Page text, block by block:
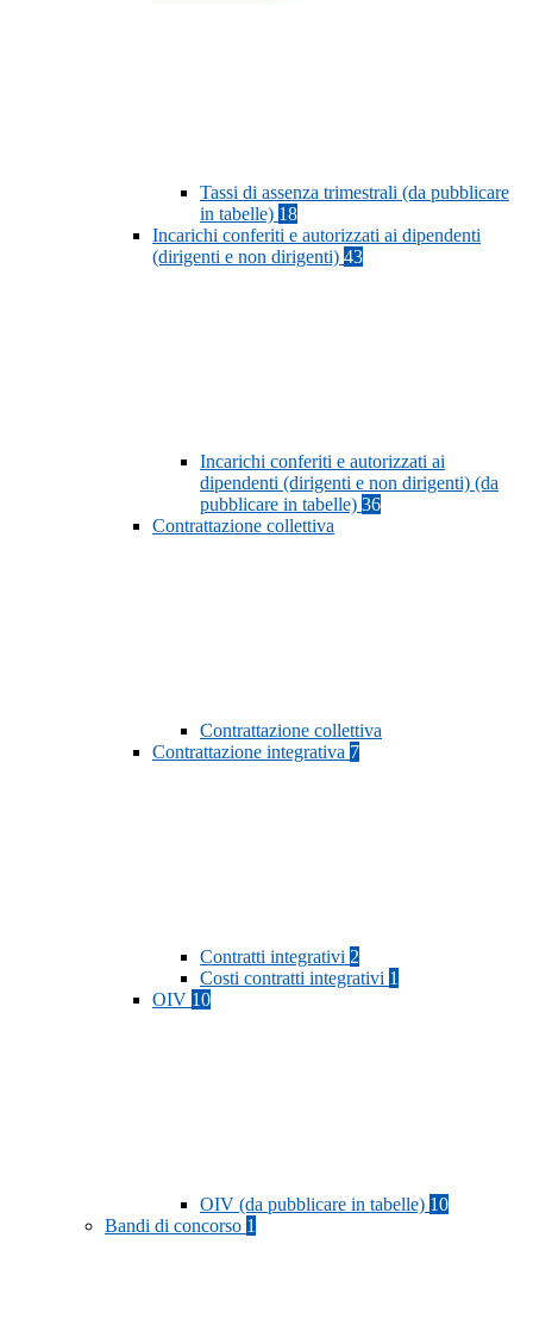
Tassi di assenza trimestrali (da pubblicare
in tabelle) 18
Incarichi conferiti e autorizzati ai dipendenti
(dirigenti e non dirigenti) 43
Incarichi conferiti e autorizzati ai
dipendenti (dirigenti e non dirigenti) (da
pubblicare in tabelle) 36
Contrattazione collettiva
Contrattazione collettiva
Contrattazione integrativa 7
Contratti integrativi 2
Costi contratti integrativi 1
OIV 10
OIV (da pubblicare in tabelle) 10
Bandi di concorso 1